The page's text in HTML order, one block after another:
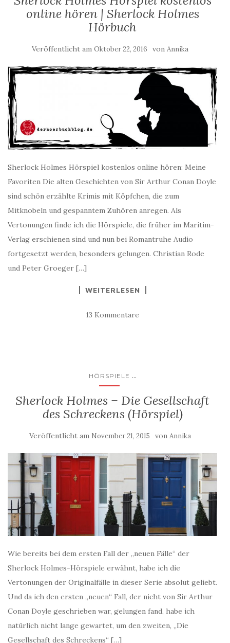
online hören | Sherlock Holmes
Hörbuch
Veröffentlicht am Oktober 22, 2016 von Annika
Sherlock Holmes Hörspiel kostenlos online hören: Meine
Favoriten Die alten Geschichten von Sir Arthur Conan Doyle
sind schön erzählte Krimis mit Köpfchen, die zum
Mitknobeln und gespanntem Zuhören anregen. Als
Vertonungen finde ich die Hörspiele, die früher im Maritim-
Verlag erschienen sind und nun bei Romantruhe Audio
fortgesetzt werden, besonders gelungen. Christian Rode
und Peter Groeger […]
WEITERLESEN
13 Kommentare
HÖRSPIELE ...
Sherlock Holmes – Die Gesellschaft
des Schreckens (Hörspiel)
Veröffentlicht am November 21, 2015 von Annika
Wie bereits bei dem ersten Fall der „neuen Fälle“ der
Sherlock Holmes-Hörspiele erwähnt, habe ich die
Vertonungen der Originalfälle in dieser Serie absolut geliebt.
Und da ich den ersten „neuen“ Fall, der nicht von Sir Arthur
Conan Doyle geschrieben war, gelungen fand, habe ich
natürlich nicht lange gewartet, um den zweiten, „Die
Gesellschaft des Schreckens“ […]